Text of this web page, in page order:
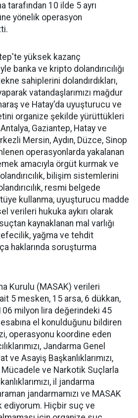
tarafından 10 ilde 5 ayrı
yönelik operasyon
yüksek kazanç
banka ve kripto dolandırıcılığı
sahiplerini dolandırdıkları,
vatandaşlarımızı mağdur
ve Hatay'da uyuşturucu ve
organize şekilde yürüttükleri
Gaziantep, Hatay ve
Mersin, Aydın, Düzce, Sinop
operasyonlarda yakalanan
amacıyla örgüt kurmak ve
bilişim sistemlerini
resmi belgede
kullanma, uyuşturucu madde
verileri hukuka aykırı olarak
kaynaklanan mal varlığı
yağma ve tehdit
haklarında soruşturma
Kurulu (MASAK) verileri
5 mesken, 15 arsa, 6 dükkan,
milyon lira değerindeki 45
el konulduğunu bildiren
operasyonu koordine eden
Jandarma Genel
ve Asayiş Başkanlıklarımızı,
Mücadele ve Narkotik Suçlarla
il jandarma
jandarmamızı ve MASAK
ediyorum. Hiçbir suç ve